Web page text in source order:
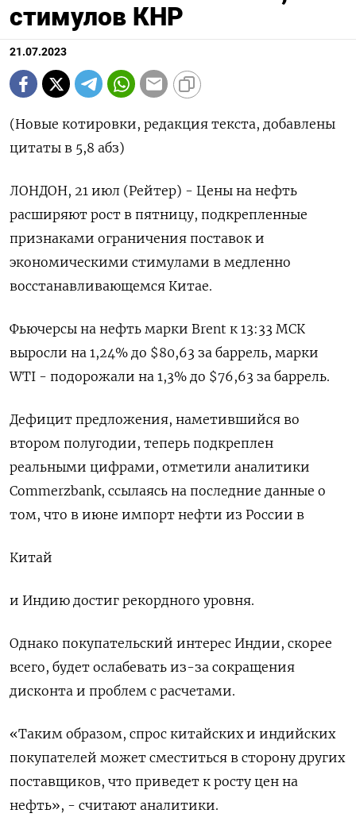
стимулов КНР
21.07.2023
(Новые котировки, редакция текста, добавлены
цитаты в 5,8 абз)
ЛОНДОН, 21 июл (Рейтер) - Цены на нефть
расширяют рост в пятницу, подкрепленные
признаками ограничения поставок и
экономическими стимулами в медленно
восстанавливающемся Китае.
Фьючерсы на нефть марки Brent к 13:33 МСК
выросли на 1,24% до $80,63 за баррель, марки
WTI - подорожали на 1,3% до $76,63 за баррель.
Дефицит предложения, наметившийся во
втором полугодии, теперь подкреплен
реальными цифрами, отметили аналитики
Commerzbank, ссылаясь на последние данные о
том, что в июне импорт нефти из России в
Китай
и Индию достиг рекордного уровня.
Однако покупательский интерес Индии, скорее
всего, будет ослабевать из-за сокращения
дисконта и проблем с расчетами.
«Таким образом, спрос китайских и индийских
покупателей может сместиться в сторону других
поставщиков, что приведет к росту цен на
нефть», - считают аналитики.